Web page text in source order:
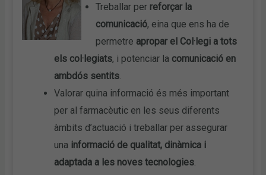
Treballar per reforçar la
comunicació, eina que ens ha de
permetre apropar el Col·legi a tots
els col·legiats, i potenciar la comunicació en
ambdós sentits
Valorar quina informació és més important
per al farmacèutic en les seus diferents
àmbits d’actuació i treballar per assegurar
una informació de qualitat, dinàmica i
adaptada a les noves tecnologies